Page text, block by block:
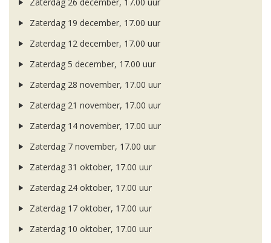
Zaterdag 26 december, 17.00 uur
Zaterdag 19 december, 17.00 uur
Zaterdag 12 december, 17.00 uur
Zaterdag 5 december, 17.00 uur
Zaterdag 28 november, 17.00 uur
Zaterdag 21 november, 17.00 uur
Zaterdag 14 november, 17.00 uur
Zaterdag 7 november, 17.00 uur
Zaterdag 31 oktober, 17.00 uur
Zaterdag 24 oktober, 17.00 uur
Zaterdag 17 oktober, 17.00 uur
Zaterdag 10 oktober, 17.00 uur